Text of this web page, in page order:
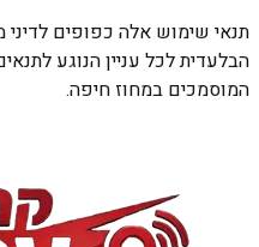
תנאי שימוש אלה כפופים
הבלעדית לכל עניין הנוגע
המוסמכים במחוז חיפה.